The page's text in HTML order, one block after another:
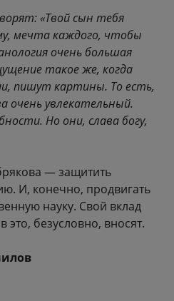
«Твой сын тебя
мечта каждого, чтобы
очень большая
такое же, когда
пишут картины. То есть,
очень увлекательный.
Но они, слава богу,
— защитить
И, конечно, продвигать
науку. Свой вклад
это, безусловно, вносят.